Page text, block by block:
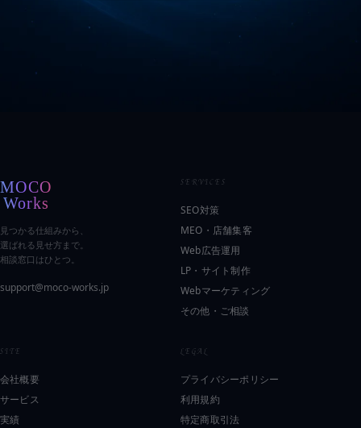
見つかる仕組みから、
選ばれる見せ方まで。
相談窓口はひとつ。
support@moco-works.jp
SERVICES
SEO対策
MEO・店舗集客
Web広告運用
LP・サイト制作
Webマーケティング
その他・ご相談
SITE
会社概要
サービス
実績
LEGAL
プライバシーポリシー
利用規約
特定商取引法